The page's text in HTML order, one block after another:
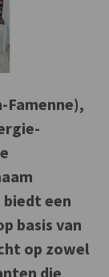
Famenne),
een
basis van
op zowel
die